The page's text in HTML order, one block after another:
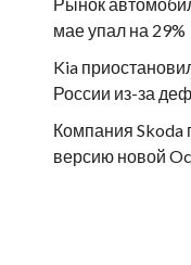
мае упал на 29%
Kia
России из-за
Компания Skoda
версию новой